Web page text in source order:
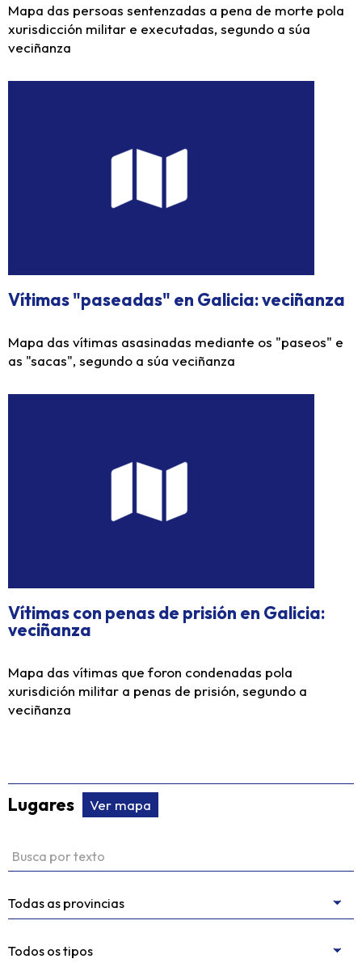
Mapa das persoas sentenzadas a pena de morte pola
xurisdicción militar e executadas, segundo a súa
veciñanza
Vítimas "paseadas" en Galicia: veciñanza
Mapa das vítimas asasinadas mediante os "paseos" e
as "sacas", segundo a súa veciñanza
Vítimas con penas de prisión en Galicia:
veciñanza
Mapa das vítimas que foron condenadas pola
xurisdición militar a penas de prisión, segundo a
veciñanza
Lugares Ver mapa